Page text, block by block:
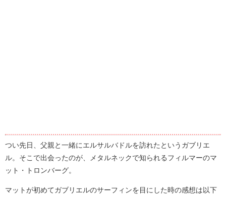
つい先日、父親と一緒にエルサルバドルを訪れたというガブリエ
ル。そこで出会ったのが、メタルネックで知られるフィルマーのマ
ット・トロンバーグ。
マットが初めてガブリエルのサーフィンを目にした時の感想は以下